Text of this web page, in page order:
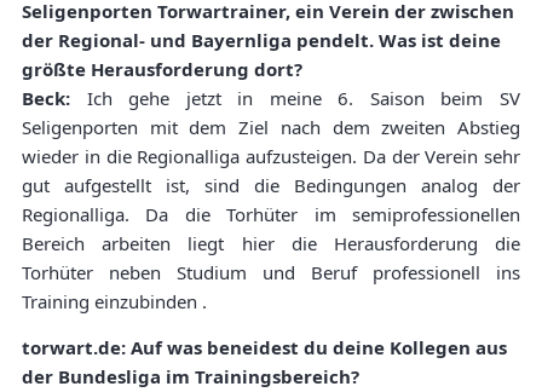
Seligenporten Torwartrainer, ein Verein der zwischen
der Regional- und Bayernliga pendelt. Was ist deine
größte Herausforderung dort?
Beck: Ich gehe jetzt in meine 6. Saison beim SV
Seligenporten mit dem Ziel nach dem zweiten Abstieg
wieder in die Regionalliga aufzusteigen. Da der Verein sehr
gut aufgestellt ist, sind die Bedingungen analog der
Regionalliga. Da die Torhüter im semiprofessionellen
Bereich arbeiten liegt hier die Herausforderung die
Torhüter neben Studium und Beruf professionell ins
Training einzubinden .
torwart.de: Auf was beneidest du deine Kollegen aus
der Bundesliga im Trainingsbereich?